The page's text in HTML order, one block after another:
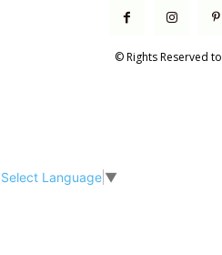
© Rights Reserved to
Select Language ▼